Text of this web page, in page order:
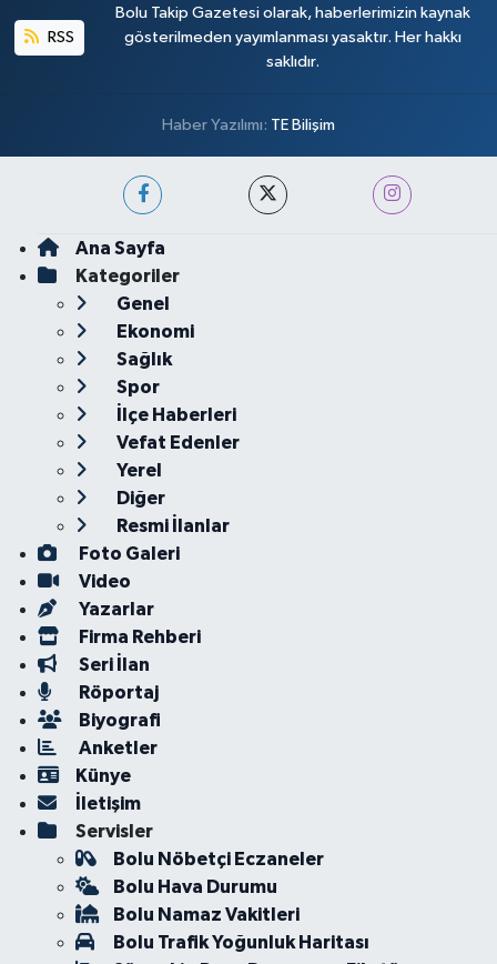
RSS
Bolu Takip Gazetesi olarak, haberlerimizin kaynak
gösterilmeden yayımlanması yasaktır. Her hakkı
saklıdır.
Haber Yazılımı: TE Bilişim
Ana Sayfa
Kategoriler
Genel
Ekonomi
Sağlık
Spor
İlçe Haberleri
Vefat Edenler
Yerel
Diğer
Resmi İlanlar
Foto Galeri
Video
Yazarlar
Firma Rehberi
Seri İlan
Röportaj
Biyografi
Anketler
Künye
İletişim
Servisler
Bolu Nöbetçi Eczaneler
Bolu Hava Durumu
Bolu Namaz Vakitleri
Bolu Trafik Yoğunluk Haritası